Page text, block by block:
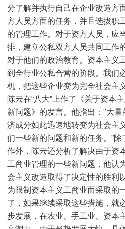
分了解并执行自己在企业改造方
方人员方面的任务，并且选拔职
的管理工作。对于资方人员，应
排，建立公私双方人员共同工作
对于他们的政治教育。资本主义
到全行业公私合营的阶段。我们
机，把这些企业变为完全社会主
陈云在“八大”上作了《关于资本
新问题》的发言。他指出："大
济成分如此迅速地转变为社会主
们一些新的问题和新的任务。”
作外，陈云还分析了解决由于资
工商业管理的一些新问题，他认
会主义改造取得了决定性的胜利
为限制资本主义工商业而采取的
了，如果继续采取这些措施，就
步发展，在农业、手工业、资本